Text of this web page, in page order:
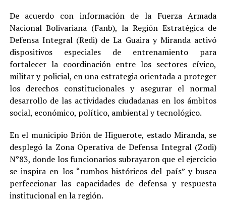
De acuerdo con información de la Fuerza Armada
Nacional Bolivariana (Fanb), la Región Estratégica de
Defensa Integral (Redi) de La Guaira y Miranda activó
dispositivos especiales de entrenamiento para
fortalecer la coordinación entre los sectores cívico,
militar y policial, en una estrategia orientada a proteger
los derechos constitucionales y asegurar el normal
desarrollo de las actividades ciudadanas en los ámbitos
social, económico, político, ambiental y tecnológico.
En el municipio Brión de Higuerote, estado Miranda, se
desplegó la Zona Operativa de Defensa Integral (Zodi)
N°83, donde los funcionarios subrayaron que el ejercicio
se inspira en los “rumbos históricos del país” y busca
perfeccionar las capacidades de defensa y respuesta
institucional en la región.